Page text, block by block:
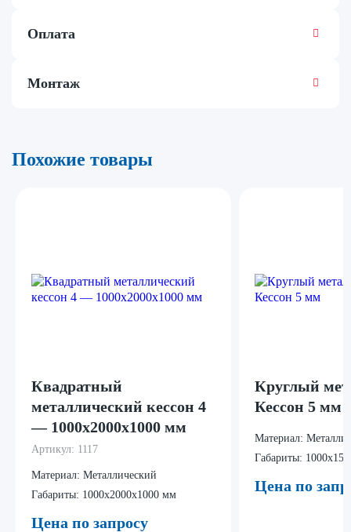
Оплата
Монтаж
Похожие товары
Квадратный
металлический кессон 4
— 1000x2000x1000 мм
Артикул: 1117
Материал: Металлический
Габариты: 1000x2000x1000 мм
Цена по запросу
Круглый
Кессон 5 мм
Материал:
Габариты:
Цена по